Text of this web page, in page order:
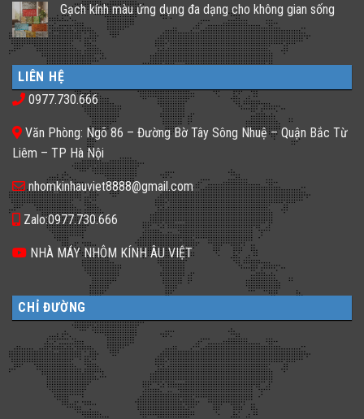
pháp
lấy
ánh
sáng
cho
nhà
phố
thiếu
sáng
tối
bình
luận
ở
𝐕𝐢̀
𝐒𝐚𝐨
𝐍𝐡𝐚̀
𝐇𝐚̀𝐧𝐠,
𝐊𝐡𝐚́𝐜𝐡
𝐒𝐚̣𝐧
𝐍𝐞̂𝐧
𝐂𝐡𝐨̣𝐧
𝐆𝐚̣𝐜𝐡
𝐊𝐢́𝐧𝐡
𝐓𝐫𝐨𝐧𝐠
𝐓𝐡𝐢𝐞̂́𝐭
𝐊𝐞̂́?
Gạch kính màu ứng dụng đa dạng cho không gian sống
Không
có
bình
luận
ở
Gạch
kính
màu
đa
dạng
cho
không
gian
sống
LIÊN HỆ
0977.730.666
Văn Phòng: Ngõ 86 – Đường Bờ Tây Sông Nhuệ – Quận Bắc Từ
Liêm – TP Hà Nội
nhomkinhauviet8888@gmail.com
Zalo:0977.730.666
NHÀ MÁY NHÔM KÍNH ÂU VIỆT
CHỈ ĐƯỜNG